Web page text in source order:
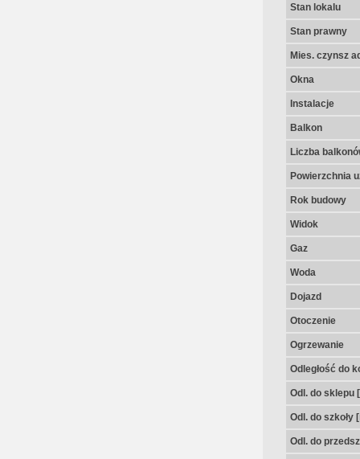
Stan lokalu
Stan prawny
Mies. czynsz
Okna
Instalacje
Balkon
Liczba
Powierzchnia
Rok budowy
Widok
Gaz
Woda
Dojazd
Otoczenie
Ogrzewanie
Odległość do
Odl. do sklepu
Odl. do szkoły
Odl. do